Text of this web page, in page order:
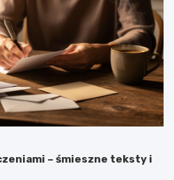
– śmieszne teksty i